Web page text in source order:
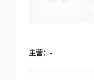
主营： -